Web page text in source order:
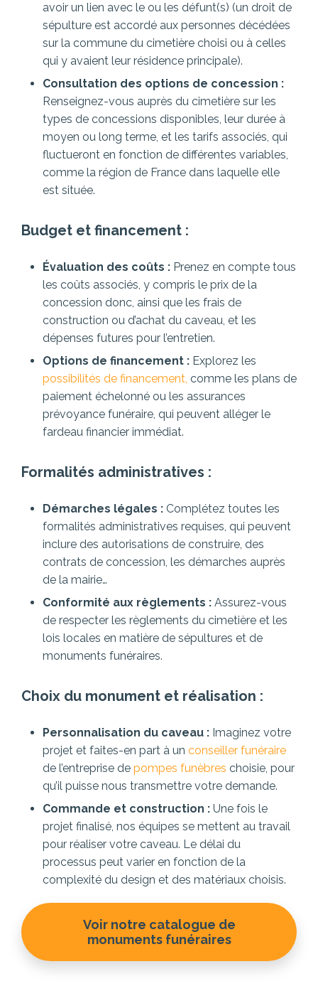
avoir un lien avec le ou les défunt(s) (un droit de
sépulture est accordé aux personnes décédées
sur la commune du cimetière choisi ou à celles
qui y avaient leur résidence principale).
Consultation des options de concession :
Renseignez-vous auprès du cimetière sur les
types de concessions disponibles, leur durée à
moyen ou long terme, et les tarifs associés, qui
fluctueront en fonction de différentes variables,
comme la région de France dans laquelle elle
est située.
Budget et financement :
Évaluation des coûts : Prenez en compte tous
les coûts associés, y compris le prix de la
concession donc, ainsi que les frais de
construction ou d’achat du caveau, et les
dépenses futures pour l’entretien.
Options de financement : Explorez les
possibilités de financement, comme les plans de
paiement échelonné ou les assurances
prévoyance funéraire, qui peuvent alléger le
fardeau financier immédiat.
Formalités administratives :
Démarches légales : Complétez toutes les
formalités administratives requises, qui peuvent
inclure des autorisations de construire, des
contrats de concession, les démarches auprès
de la mairie…
Conformité aux règlements : Assurez-vous
de respecter les règlements du cimetière et les
lois locales en matière de sépultures et de
monuments funéraires.
Choix du monument et réalisation :
Personnalisation du caveau : Imaginez votre
projet et faites-en part à un conseiller funéraire
de l’entreprise de pompes funèbres choisie, pour
qu’il puisse nous transmettre votre demande.
Commande et construction : Une fois le
projet finalisé, nos équipes se mettent au travail
pour réaliser votre caveau. Le délai du
processus peut varier en fonction de la
complexité du design et des matériaux choisis.
Voir notre catalogue de
monuments funéraires